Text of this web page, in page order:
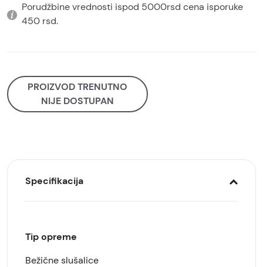
Porudžbine vrednosti ispod 5000rsd cena isporuke
450 rsd.
PROIZVOD TRENUTNO
NIJE DOSTUPAN
Specifikacija
Tip opreme
Bežične slušalice